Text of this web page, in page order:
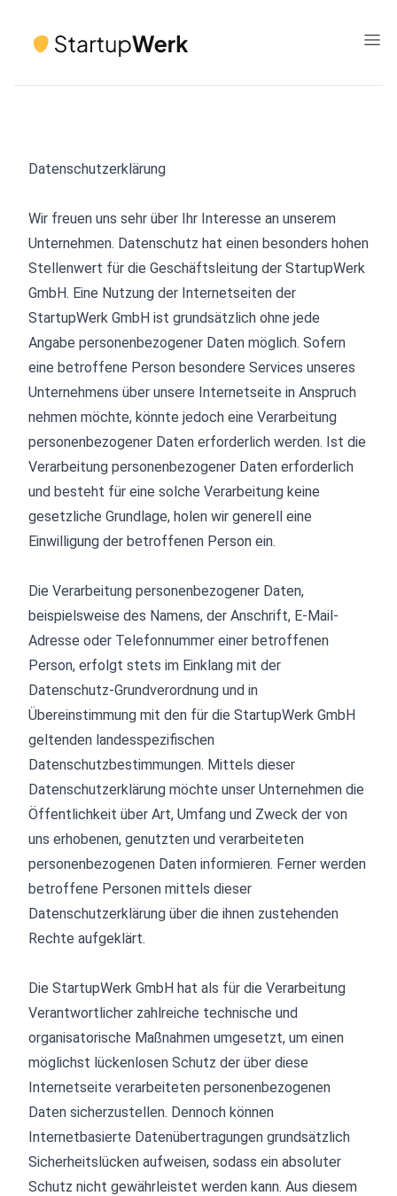
Daten­schutz­erklärung
Wir freuen uns sehr über Ihr Interesse an unserem
Unternehmen. Datenschutz hat einen besonders hohen
Stellenwert für die Geschäftsleitung der StartupWerk
GmbH. Eine Nutzung der Internetseiten der
StartupWerk GmbH ist grundsätzlich ohne jede
Angabe personenbezogener Daten möglich. Sofern
eine betroffene Person besondere Services unseres
Unternehmens über unsere Internetseite in Anspruch
nehmen möchte, könnte jedoch eine Verarbeitung
personenbezogener Daten erforderlich werden. Ist die
Verarbeitung personenbezogener Daten erforderlich
und besteht für eine solche Verarbeitung keine
gesetzliche Grundlage, holen wir generell eine
Einwilligung der betroffenen Person ein.
Die Verarbeitung personenbezogener Daten,
beispielsweise des Namens, der Anschrift, E-Mail-
Adresse oder Telefonnummer einer betroffenen
Person, erfolgt stets im Einklang mit der
Datenschutz-Grundverordnung und in
Übereinstimmung mit den für die StartupWerk GmbH
geltenden landesspezifischen
Datenschutzbestimmungen. Mittels dieser
Datenschutzerklärung möchte unser Unternehmen die
Öffentlichkeit über Art, Umfang und Zweck der von
uns erhobenen, genutzten und verarbeiteten
personenbezogenen Daten informieren. Ferner werden
betroffene Personen mittels dieser
Datenschutzerklärung über die ihnen zustehenden
Rechte aufgeklärt.
Die StartupWerk GmbH hat als für die Verarbeitung
Verantwortlicher zahlreiche technische und
organisatorische Maßnahmen umgesetzt, um einen
möglichst lückenlosen Schutz der über diese
Internetseite verarbeiteten personenbezogenen
Daten sicherzustellen. Dennoch können
Internetbasierte Datenübertragungen grundsätzlich
Sicherheitslücken aufweisen, sodass ein absoluter
Schutz nicht gewährleistet werden kann. Aus diesem